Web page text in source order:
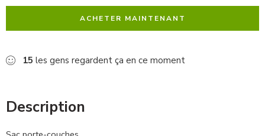
ACHETER MAINTENANT
15 les gens regardent ça en ce moment
Description